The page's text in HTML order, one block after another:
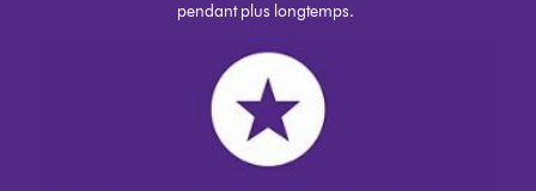
pendant plus longtemps.